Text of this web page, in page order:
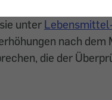
2019 erreicht. So
unter
nach dem
die der